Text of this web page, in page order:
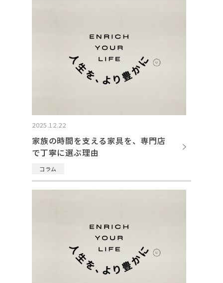
2025.12.22
家族の時間を支える家具を、専門店
で丁寧に選ぶ理由
コラム